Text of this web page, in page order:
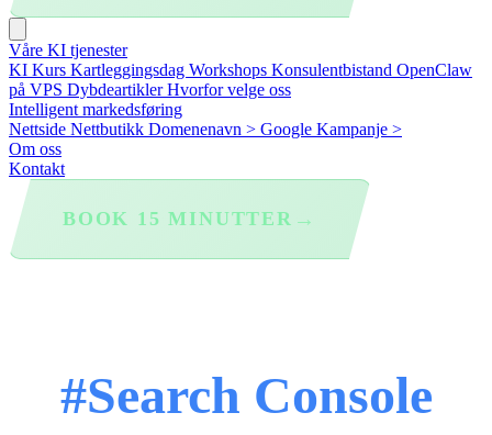
Våre KI tjenester
KI Kurs Kartleggingsdag Workshops Konsulentbistand OpenClaw
på VPS DybdeartiklerHvorfor velge oss
Intelligent markedsføring
Nettside Nettbutikk Domenenavn > Google Kampanje >
Om oss
Kontakt
BOOK 15 MINUTTER →
#Search Console